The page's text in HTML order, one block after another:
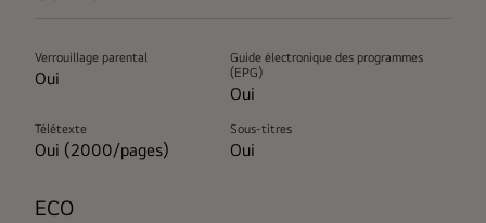
Verrouillage parental
Oui
Guide électronique des programmes
(EPG)
Oui
Télétexte
Oui (2000/pages)
Sous-titres
Oui
ECO